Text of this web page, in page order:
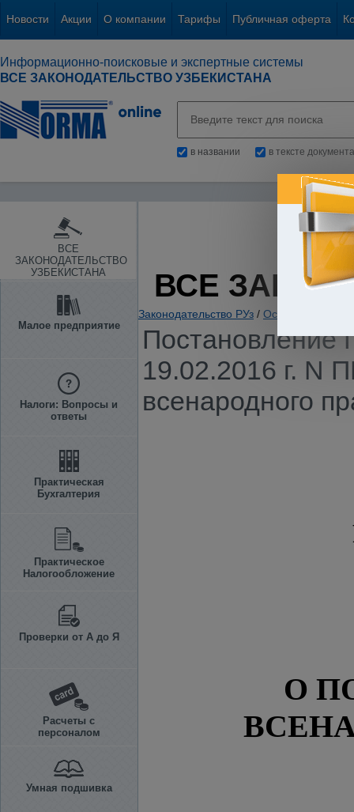
Новости Акции О компании Тарифы Публичная оферта
Информационно-поисковые и экспертные системы
ВСЕ ЗАКОНОДАТЕЛЬСТВО УЗБЕКИСТАНА
в названии в тексте документа
ВСЕ
ЗАКОНОДАТЕЛЬСТВО
УЗБЕКИСТАНА
Малое предприятие
Налоги: Вопросы и
ответы
Практическая
Бухгалтерия
Практическое
Налогообложение
Проверки от А до Я
Расчеты с
персоналом
Умная подшивка
ВСЕ
Законодательство РУз / Основы
Постановление
19.02.2016 г. N
всенародного
О